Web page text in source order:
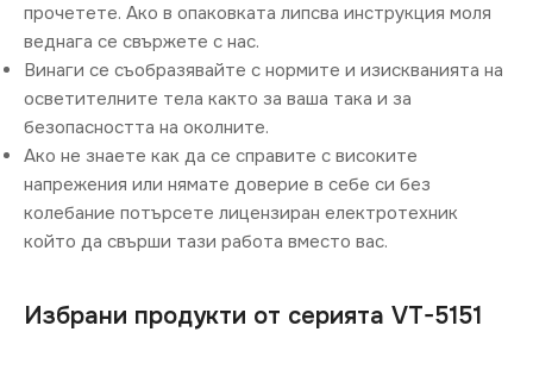
прочетете. Ако в опаковката липсва инструкция моля
веднага се свържете с нас.
Винаги се съобразявайте с нормите и изискванията на
осветителните тела както за ваша така и за
безопасността на околните.
Ако не знаете как да се справите с високите
напрежения или нямате доверие в себе си без
колебание потърсете лицензиран електротехник
който да свърши тази работа вместо вас.
Избрани продукти от серията VT-5151